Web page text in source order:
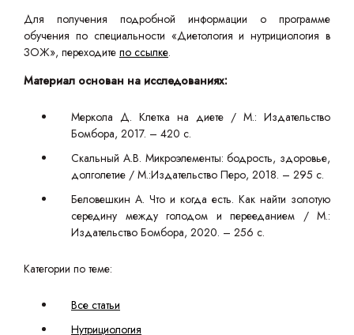
Для получения подробной информации о программе
обучения по специальности «Диетология и нутрициология в
ЗОЖ», переходите по ссылке.
Материал основан на исследованиях:
Меркола Д. Клетка на диете / М.: Издательство
Бомбора, 2017. – 420 с.
Скальный А.В. Микроэлементы: бодрость, здоровье,
долголетие / М.:Издательство Перо, 2018. – 295 с.
Беловешкин А. Что и когда есть. Как найти золотую
середину между голодом и перееданием / М.:
Издательство Бомбора, 2020. – 256 с.
Категории по теме:
Все статьи
Нутрициология